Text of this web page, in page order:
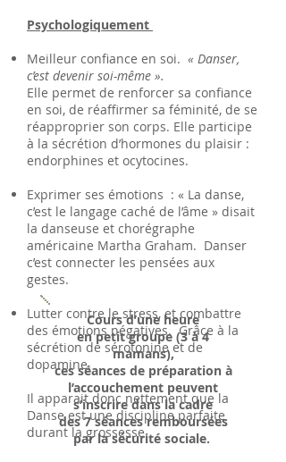
Psychologiquement
Meilleur confiance en soi. « Danser,
c’est devenir soi-même ».
Elle permet de renforcer sa confiance
en soi, de réaffirmer sa féminité, de se
réapproprier son corps. Elle participe
à la sécrétion d’hormones du plaisir :
endorphines et ocytocines.
Exprimer ses émotions : « La danse,
c’est le langage caché de l’âme » disait
la danseuse et chorégraphe
américaine Martha Graham. Danser
c’est connecter les pensées aux
gestes.
Lutter contre le stress, et combattre
des émotions négatives. Grâce à la
sécrétion de sérotonine et de
dopamine.
Il apparait donc nettement que la
Danse est une discipline parfaite
durant la grossesse.
Cours d’une heure
en petit groupe (3 à 4
mamans),
ces séances de préparation à
l’accouchement peuvent
s’inscrire dans la cadre
des 7 séances remboursées
par la sécurité sociale.